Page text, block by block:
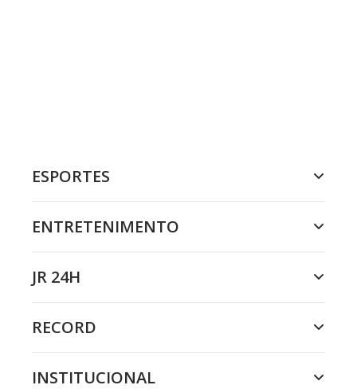
ESPORTES
ENTRETENIMENTO
JR 24H
RECORD
INSTITUCIONAL